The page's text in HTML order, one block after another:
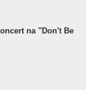
na "Don't Be